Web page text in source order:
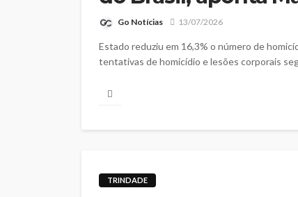
Go Notícias 13/07/2026
Estado reduziu em 16,3% o número de
tentativas de homicídio e lesões corporais
TRINDADE